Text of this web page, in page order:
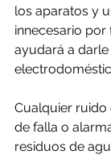
los aparatos y
innecesario por
ayudará a
Cualquier ruido
de falla o
residuos de